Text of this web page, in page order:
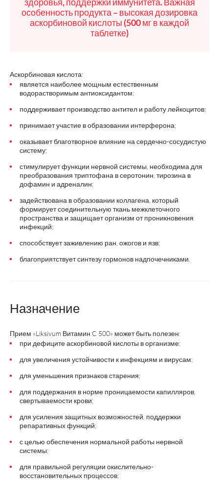
особенность продукта – высокая дозировка
аскорбиновой кислоты (500 мг в каждой
таблетке)
Аскорбиновая кислота:
является наиболее мощным естественным
водорастворимым антиоксидантом;
поддерживает производство антител и работу лейкоцитов;
принимает участие в образовании интерферона;
оказывает благотворное влияние на сердечно-сосудистую
систему;
стимулирует функции нервной системы, необходима для
преобразования триптофана в серотонин, тирозина в
дофамин и адреналин;
задействована в образовании коллагена, который
формирует соединительную ткань межклеточного
пространства и защищает организм от проникновения
инфекций;
способствует заживлению ран, ожогов и язв;
благоприятствует синтезу гормонов надпочечниками.
Назначение
Прием «Liksivum Витамин C 500» может быть полезен:
при дефиците аскорбиновой кислоты в организме;
для увеличения устойчивости к инфекциям и вирусам;
для уменьшения признаков старения;
для поддержания в норме проницаемости капилляров,
свертываемости крови;
для усиления защитных возможностей, поддержки
репаративных функций;
с целью обеспечения нормальной работы нервной
системы;
для правильной регуляции окислительно-
восстановительных процессов;